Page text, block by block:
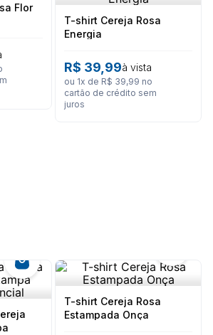
Flor
T-shirt Cereja Rosa
Energia
R$ 39,99à vista
ou 1x de R$ 39,99 no
cartão de crédito sem
juros
T-shirt Cereja Rosa
Estampada Onça
º calça
toalha
calça feminina
são geraldo